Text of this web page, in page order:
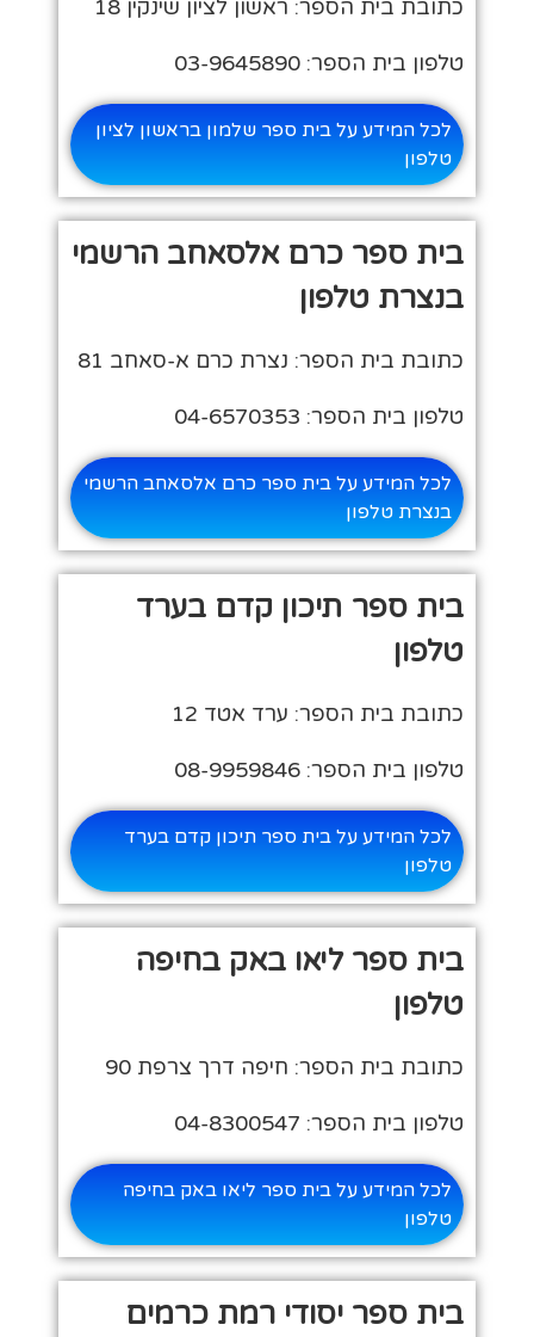
כתובת בית הספר: ראשון לציון שינקין 18
טלפון בית הספר: 03-9645890
לכל המידע על בית ספר שלמון בראשון לציון
טלפון
בית ספר כרם אלסאחב הרשמי
בנצרת טלפון
כתובת בית הספר: נצרת כרם א-סאחב 81
טלפון בית הספר: 04-6570353
לכל המידע על בית ספר כרם אלסאחב הרשמי
בנצרת טלפון
בית ספר תיכון קדם בערד
טלפון
כתובת בית הספר: ערד אטד 12
טלפון בית הספר: 08-9959846
לכל המידע על בית ספר תיכון קדם בערד
טלפון
בית ספר ליאו באק בחיפה
טלפון
כתובת בית הספר: חיפה דרך צרפת 90
טלפון בית הספר: 04-8300547
לכל המידע על בית ספר ליאו באק בחיפה
טלפון
בית ספר יסודי רמת כרמים